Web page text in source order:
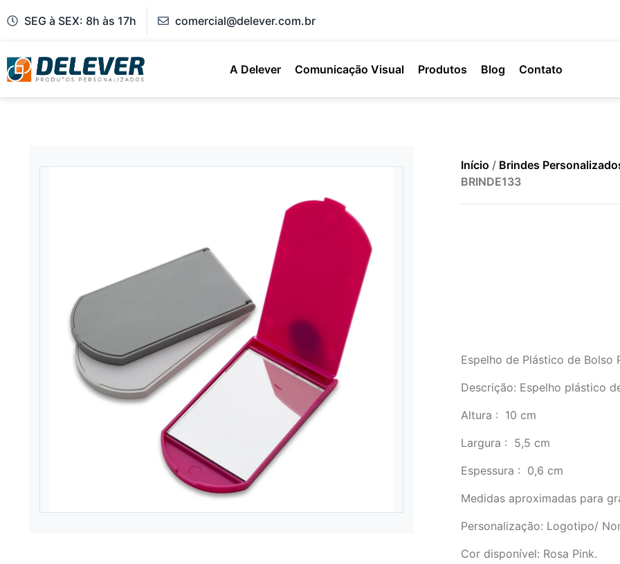
SEG à SEX: 8h às 17h comercial@delever.com.br
A Delever Comunicação Visual Produtos Blog Contato
Início / Brindes
BRINDE133
Espelho de Plástico de Bolso
Descrição: Espelho plástico
Altura : 10 cm
Largura : 5,5 cm
Espessura : 0,6 cm
Medidas aproximadas para
Personalização: Logotipo/
Cor disponível: Rosa Pink.